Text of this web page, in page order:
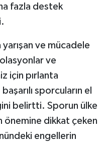
fazla destek
ve mücadele
ve
için pırlanta
sporcuların el
belirtti. Sporun ülke
önemine dikkat çeken
engellerin